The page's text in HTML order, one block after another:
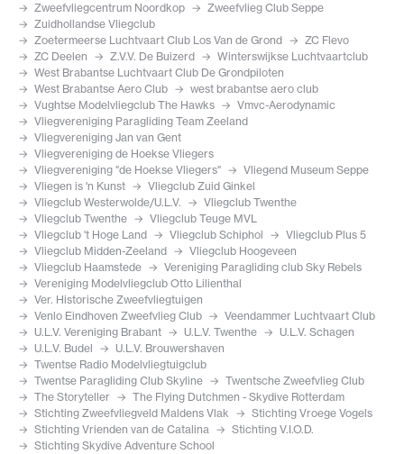
Zweefvliegcentrum Noordkop
Zweefvlieg Club Seppe
Zuidhollandse Vliegclub
Zoetermeerse Luchtvaart Club Los Van de Grond
ZC Flevo
ZC Deelen
Z.V.V. De Buizerd
Winterswijkse Luchtvaartclub
West Brabantse Luchtvaart Club De Grondpiloten
West Brabantse Aero Club
west brabantse aero club
Vughtse Modelvliegclub The Hawks
Vmvc-Aerodynamic
Vliegvereniging Paragliding Team Zeeland
Vliegvereniging Jan van Gent
Vliegvereniging de Hoekse Vliegers
Vliegvereniging "de Hoekse Vliegers"
Vliegend Museum Seppe
Vliegen is 'n Kunst
Vliegclub Zuid Ginkel
Vliegclub Westerwolde/U.L.V.
Vliegclub Twenthe
Vliegclub Twenthe
Vliegclub Teuge MVL
Vliegclub 't Hoge Land
Vliegclub Schiphol
Vliegclub Plus 5
Vliegclub Midden-Zeeland
Vliegclub Hoogeveen
Vliegclub Haamstede
Vereniging Paragliding club Sky Rebels
Vereniging Modelvliegclub Otto Lilienthal
Ver. Historische Zweefvliegtuigen
Venlo Eindhoven Zweefvlieg Club
Veendammer Luchtvaart Club
U.L.V. Vereniging Brabant
U.L.V. Twenthe
U.L.V. Schagen
U.L.V. Budel
U.L.V. Brouwershaven
Twentse Radio Modelvliegtuigclub
Twentse Paragliding Club Skyline
Twentsche Zweefvlieg Club
The Storyteller
The Flying Dutchmen - Skydive Rotterdam
Stichting Zweefvliegveld Maldens Vlak
Stichting Vroege Vogels
Stichting Vrienden van de Catalina
Stichting V.I.O.D.
Stichting Skydive Adventure School